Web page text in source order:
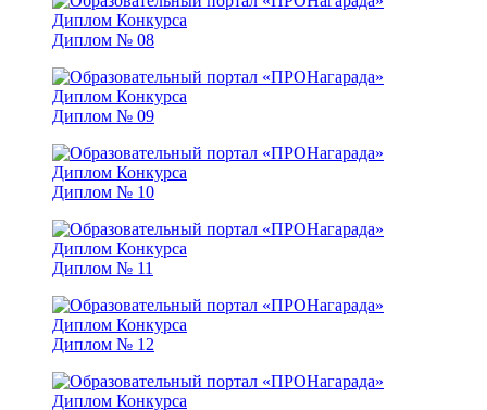
Диплом № 08
Диплом № 09
Диплом № 10
Диплом № 11
Диплом № 12